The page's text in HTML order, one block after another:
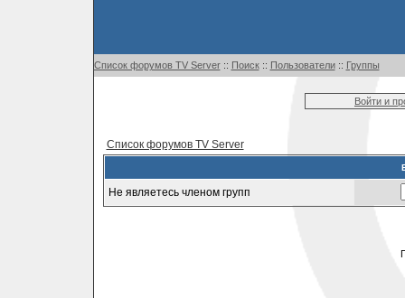
Список форумов TV Server:: Поиск:: Пользователи:: Группы
Войти и
Список форумов TV Server
Не являетесь членом групп